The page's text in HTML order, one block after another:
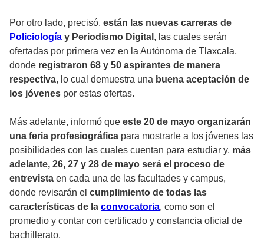
Por otro lado, precisó, están las nuevas carreras de
Policiología y Periodismo Digital , las cuales serán
ofertadas por primera vez en la Autónoma de Tlaxcala,
donde registraron 68 y 50 aspirantes de manera
respectiva, lo cual demuestra una buena aceptación de
los jóvenes por estas ofertas.
Más adelante, informó que este 20 de mayo organizarán
una feria profesiográfica para mostrarle a los jóvenes las
posibilidades con las cuales cuentan para estudiar y, más
adelante, 26, 27 y 28 de mayo será el proceso de
entrevista en cada una de las facultades y campus,
donde revisarán el cumplimiento de todas las
características de la convocatoria, como son el
promedio y contar con certificado y constancia oficial de
bachillerato.